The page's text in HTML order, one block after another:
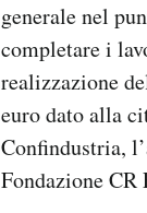
generale nel
completare i
realizzazione
euro dato alla
Confindustria,
Fondazione CR